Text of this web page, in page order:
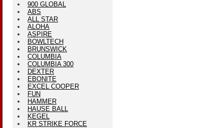
900 GLOBAL
ABS
ALL STAR
ALOHA
ASPIRE
BOWLTECH
BRUNSWICK
COLUMBIA
COLUMBIA 300
DEXTER
EBONITE
EXCEL COOPER
FUN
HAMMER
HAUSE BALL
KEGEL
KR STRIKE FORCE